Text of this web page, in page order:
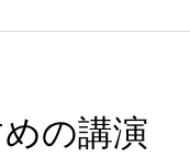
の講演